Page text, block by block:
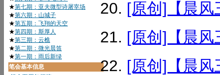
[原创]【晨风
[原创]【晨风
[原创]【晨风